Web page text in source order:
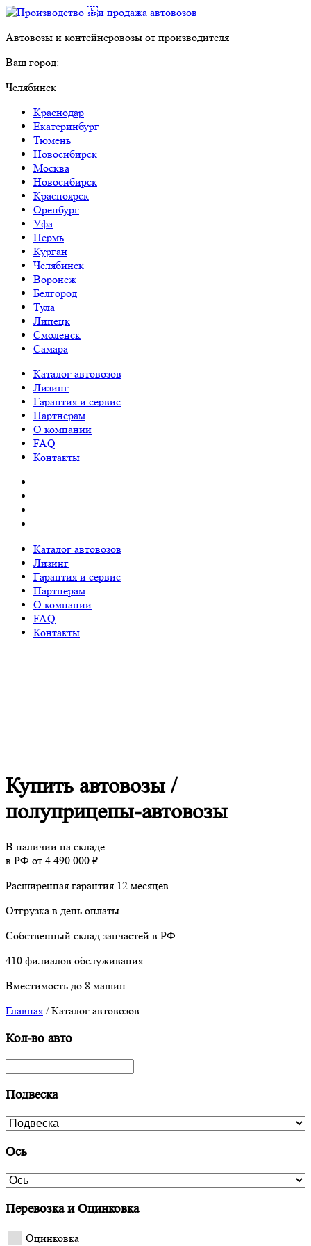
Автовозы и контейнеровозы от производителя
Ваш город:
Челябинск
Краснодар
Екатеринбург
Тюмень
Новосибирск
Москва
Новосибирск
Красноярск
Оренбург
Уфа
Пермь
Курган
Челябинск
Воронеж
Белгород
Тула
Липецк
Смоленск
Самара
Каталог автовозов
Лизинг
Гарантия и сервис
Партнерам
О компании
FAQ
Контакты
Каталог автовозов
Лизинг
Гарантия и сервис
Партнерам
О компании
FAQ
Контакты
Купить автовозы /
полуприцепы-автовозы
В наличии на складе
в РФ от 4 490 000 ₽
Расширенная гарантия 12 месяцев
Отгрузка в день оплаты
Собственный склад запчастей в РФ
410 филиалов обслуживания
Вместимость до 8 машин
Главная /Каталог автовозов
Кол-во авто
Подвеска
Ось
Перевозка и Оцинковка
Оцинковка